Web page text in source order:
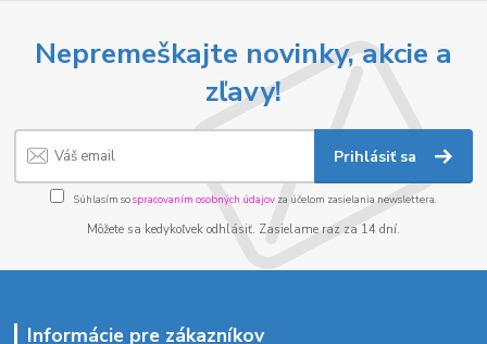
Nepremeškajte novinky, akcie a
zľavy!
Prihlásiť sa
Súhlasím sospracovaním osobných údajov za účelom zasielania newslettera.
Môžete sa kedykoľvek odhlásiť. Zasielame raz za 14 dní.
Informácie pre zákazníkov